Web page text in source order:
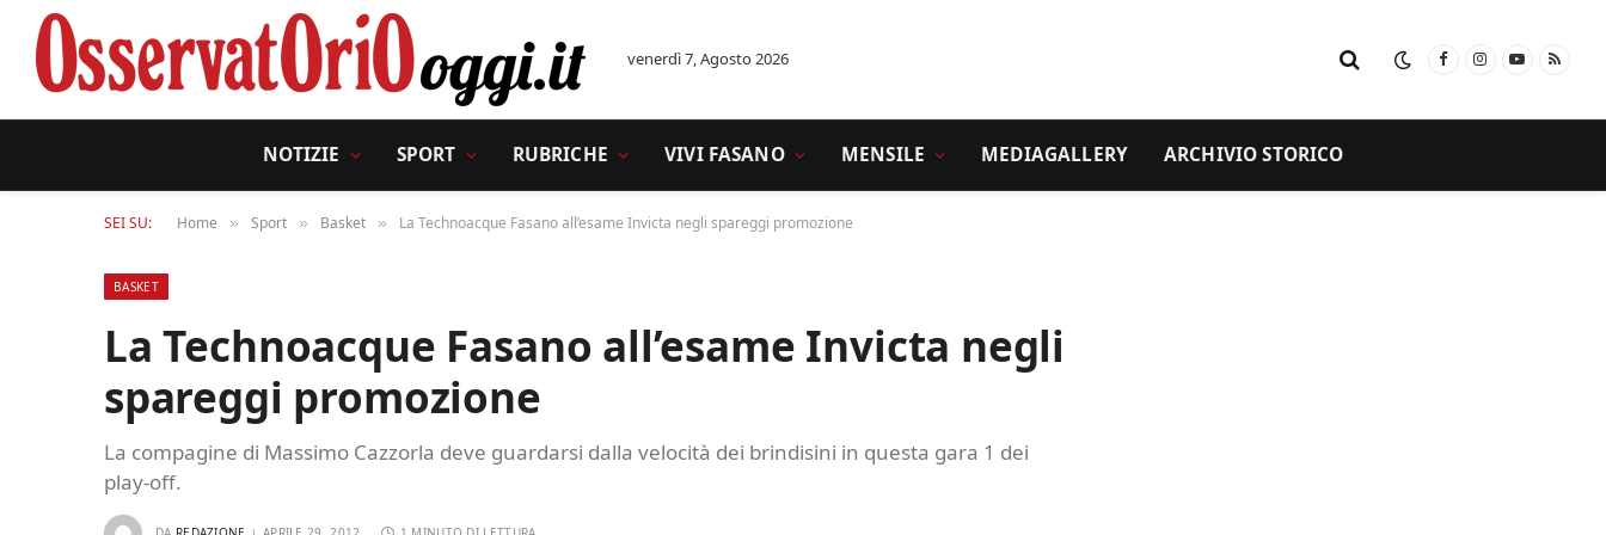
venerdì 7, Agosto 2026 FacebookInstagram
YouTube
RSS
NOTIZIE SPORT RUBRICHE VIVI FASANO MENSILE MEDIAGALLERY ARCHIVIO STORICO
SEI SU: Home » Sport » Basket » La Technoacque Fasano all’esame Invicta negli spareggi promozione
BASKET
La Technoacque Fasano all’esame Invicta negli
spareggi promozione
La compagine di Massimo Cazzorla deve guardarsi dalla velocità dei brindisini in questa gara 1 dei
play-off.